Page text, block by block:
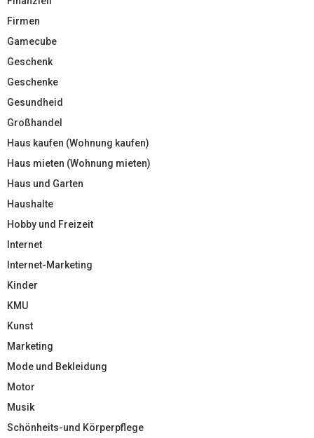
Firmen
Gamecube
Geschenk
Geschenke
Gesundheid
Großhandel
Haus kaufen (Wohnung kaufen)
Haus mieten (Wohnung mieten)
Haus und Garten
Haushalte
Hobby und Freizeit
Internet
Internet-Marketing
Kinder
KMU
Kunst
Marketing
Mode und Bekleidung
Motor
Musik
Schönheits-und Körperpflege